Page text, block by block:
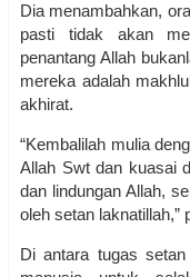
Dia menambahkan,
pasti tidak akan
penantang Allah
mereka adalah
akhirat.
“Kembalilah mulia
Allah Swt dan kuasai
dan lindungan Allah,
oleh setan laknatillah,”
Di antara tugas